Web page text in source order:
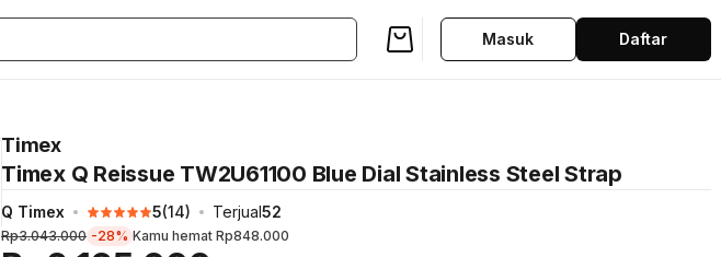
Masuk Daftar
Timex
Timex Q Reissue TW2U61100 Blue Dial Stainless Steel Strap
Q Timex 5(14) Terjual52
Rp3.043.000 -28% Kamu hemat Rp848.000